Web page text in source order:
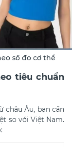
số đo cơ thể
tiêu chuẩn
châu Âu, bạn cần
so với Việt Nam.